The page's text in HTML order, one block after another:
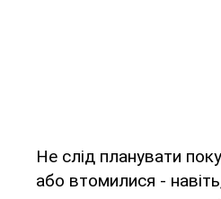
Не слід планувати
або втомилися -